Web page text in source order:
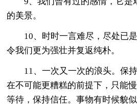
的美景。
10、时时一言难尽，尽处已
令我们更为强壮并复返纯朴。
11、一次又一次的浪头。保
在不可能更糟糕的前提下，只能
等待，保持信任。事物有时候貌